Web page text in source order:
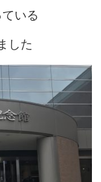
いる
した